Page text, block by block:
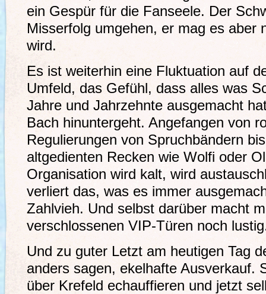
ein Gespür für die Fanseele. Der
Misserfolg umgehen, er mag es aber
wird.
Es ist weiterhin eine Fluktuation auf
Umfeld, das Gefühl, dass alles was
Jahre und Jahrzehnte ausgemacht
Bach hinuntergeht. Angefangen von
Regulierungen von Spruchbändern
altgedienten Recken wie Wolfi oder
Organisation wird kalt, wird
verliert das, was es immer
Zahlvieh. Und selbst darüber macht
verschlossenen VIP-Türen noch
Und zu guter Letzt am heutigen Tag
anders sagen, ekelhafte Ausverkauf.
über Krefeld echauffieren und jetzt